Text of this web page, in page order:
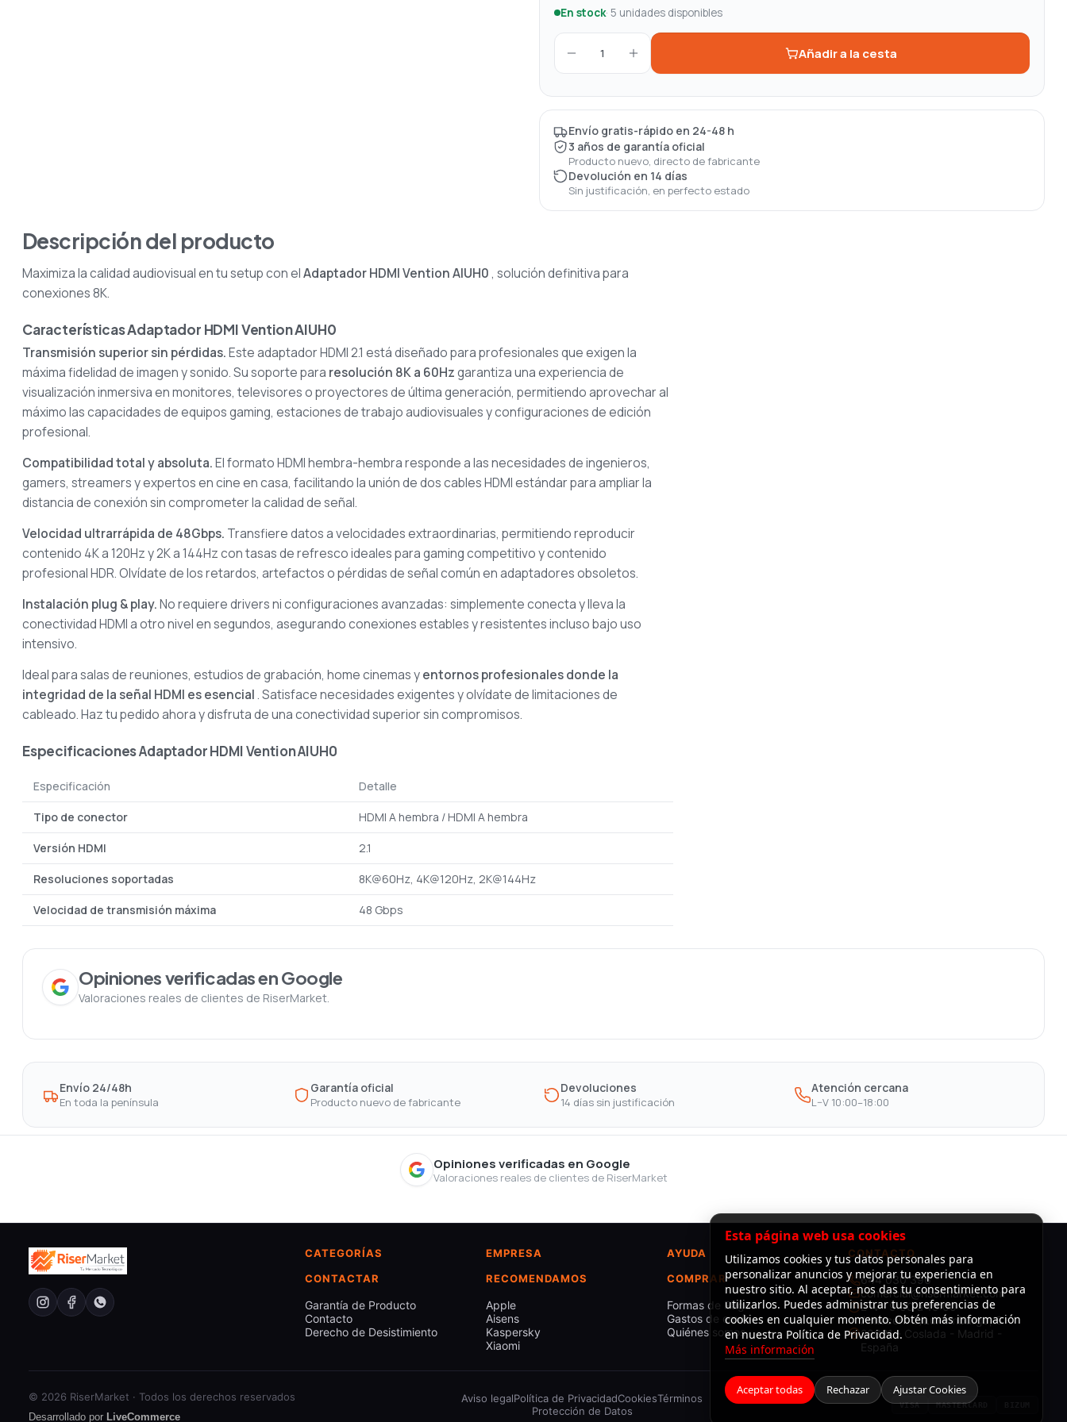
En stock· 5 unidades disponibles
1 Añadir a la cesta
Envío gratis-rápido en 24-48 h
3 años de garantía oficial
Producto nuevo, directo de fabricante
Devolución en 14 días
Sin justificación, en perfecto estado
Descripción del producto
Maximiza la calidad audiovisual en tu setup con elAdaptador HDMI Vention AIUH0, solución definitiva para
conexiones 8K.
Características Adaptador HDMI Vention AIUH0
Transmisión superior sin pérdidas.Este adaptador HDMI 2.1 está diseñado para profesionales que exigen la
máxima fidelidad de imagen y sonido. Su soporte para resolución 8K a 60Hzgarantiza una experiencia de
visualización inmersiva en monitores, televisores o proyectores de última generación, permitiendo aprovechar al
máximo las capacidades de equipos gaming, estaciones de trabajo audiovisuales y configuraciones de edición
profesional.
Compatibilidad total y absoluta.El formato HDMI hembra-hembra responde a las necesidades de ingenieros,
gamers, streamers y expertos en cine en casa, facilitando la unión de dos cables HDMI estándar para ampliar la
distancia de conexión sin comprometer la calidad de señal.
Velocidad ultrarrápida de 48Gbps. Transfiere datos a velocidades extraordinarias, permitiendo reproducir
contenido 4K a 120Hz y 2K a 144Hz con tasas de refresco ideales para gaming competitivo y contenido
profesional HDR. Olvídate de los retardos, artefactos o pérdidas de señal común en adaptadores obsoletos.
Instalación plug & play.No requiere drivers ni configuraciones avanzadas: simplemente conecta y lleva la
conectividad HDMI a otro nivel en segundos, asegurando conexiones estables y resistentes incluso bajo uso
intensivo.
Ideal para salas de reuniones, estudios de grabación, home cinemas yentornos profesionales donde la
integridad de la señal HDMI es esencial. Satisface necesidades exigentes y olvídate de limitaciones de
cableado. Haz tu pedido ahora y disfruta de una conectividad superior sin compromisos.
EspecificacionesAdaptador HDMI Vention AIUH0
Especificación Detalle
Tipo de conector HDMI A hembra / HDMI A hembra
Versión HDMI 2.1
Resoluciones soportadas 8K@60Hz, 4K@120Hz, 2K@144Hz
Velocidad de transmisión máxima 48 Gbps
Opiniones verificadas en Google
Valoraciones reales de clientes de RiserMarket.
Envío 24/48h
En toda la península
Garantía oficial
Producto nuevo de fabricante
Devoluciones
14 días sin justificación
Atención cercana
L–V 10:00–18:00
Opiniones verificadas en Google
Valoraciones reales de clientes de RiserMarket
CATEGORÍAS
CONTACTAR
Garantía de Producto
Contacto
Derecho de Desistimiento
EMPRESA
RECOMENDAMOS
Apple
Aisens
Kaspersky
Xiaomi
AYUDA
COMPRAR
Formas de Pago
Gastos de envío
Quiénes somos
CONTACTO
644 030 396
comercial@risermarket.com
L–V · 9:00 a 19:00
Almacén: C/Luxemburgo, 3 -
28821 - Coslada - Madrid -
España
© 2026 RiserMarket · Todos los derechos reservados
Desarrollado por LiveCommerce
Aviso legalPolítica de PrivacidadCookiesTérminos
Protección de Datos
VISA MASTERCARD
Esta página web usa cookies
Utilizamos cookies y tus datos personales para
personalizar anuncios y mejorar tu experiencia en
nuestro sitio. Al aceptar, nos das tu consentimiento para
utilizarlos. Puedes administrar tus preferencias de
cookies en cualquier momento. Obtén más información
en nuestra Política de Privacidad.
Más información
Aceptar todas Rechazar Ajustar Cookies